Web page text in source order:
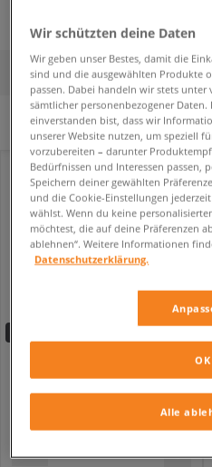
CONVERSE CHUCK TAYLOR LO
FILTER
Es wurden keine Filter ausgewählt.
damen
Wir schützten deine Daten
Wir geben unser Bestes, damit die
sind und die ausgewählten Produkte
passen. Dabei handeln wir stets unter
sämtlicher personenbezogener Daten.
einverstanden bist, dass wir
unserer Website nutzen, um speziell
vorzubereiten – darunter
Bedürfnissen und Interessen passen,
Speichern deiner gewählten
und die Cookie-Einstellungen
wählst. Wenn du keine
möchtest, die auf deine Präferenzen
ablehnen“. Weitere Informationen
Datenschutzerklärung.
Alle
OK